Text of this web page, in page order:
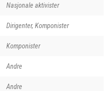
Nasjonale aktivister
Dirigenter, Komponister
Komponister
Andre
Andre